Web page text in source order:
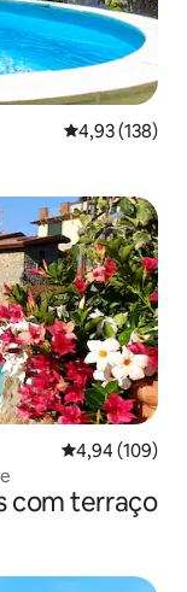
4,93 de uma
4,93 (138)
4,94 de uma
4,94 (109)
com terraço